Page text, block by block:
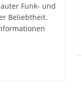
Funk- und
Beliebtheit.